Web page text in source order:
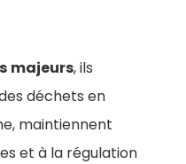
majeurs, ils
déchets en
maintiennent
et à la régulation